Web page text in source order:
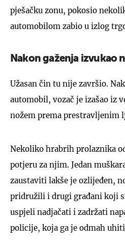
pješačku zonu, pokosio
automobilom zabio u izlog
Nakon gaženja izvukao
Užasan čin tu nije završio.
automobil, vozač je izašao iz
nožem prema prestravljenim
Nekoliko hrabrih prolaznika
potjeru za njim. Jedan
zaustaviti lakše je ozlijeđen,
pridružili i drugi građani koji
uspjeli nadjačati i zadržati
policije, koja ga je odmah